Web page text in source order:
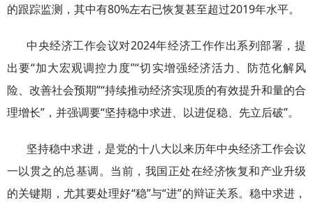
的跟踪监测，其中有80%左右已恢复甚至超过2019年水平。
中央经济工作会议对2024年经济工作作出系列部署，提
出要“加大宏观调控力度”“切实增强经济活力、防范化解风
险、改善社会预期”“持续推动经济实现质的有效提升和量的合
理增长”，并强调要“坚持稳中求进、以进促稳、先立后破”。
坚持稳中求进，是党的十八大以来历年中央经济工作会议
一以贯之的总基调。当前，我国正处在经济恢复和产业升级
的关键期，尤其要处理好“稳”与“进”的辩证关系。稳中求进，